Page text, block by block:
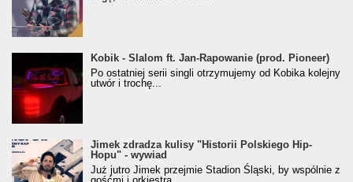
Kobik - Slalom ft. Jan-Rapowanie (prod. Pioneer)
[Official Music Visualiser]
Kobik - Slalom ft. Jan-Rapowanie (prod. Pioneer)
Po ostatniej serii singli otrzymujemy od Kobika kolejny
utwór i trochę...
Jimek zdradza kulisy "Historii Polskiego Hip-
Hopu" - wywiad
Jimek zdradza kulisy "Historii Polskiego Hip-
Hopu" - wywiad
Już jutro Jimek przejmie Stadion Śląski, by wspólnie z